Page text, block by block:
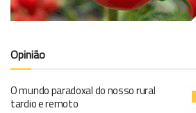
Opinião
O mundo paradoxal do nosso rural
tardio e remoto